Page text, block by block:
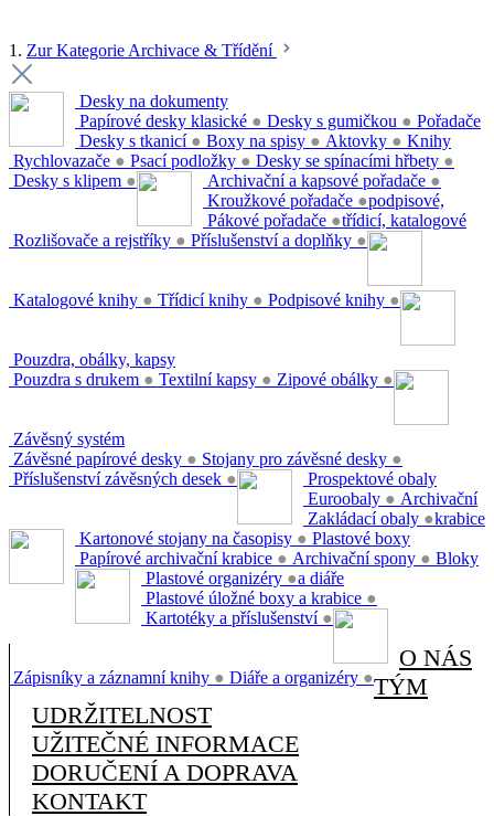
1. Zur Kategorie Archivace & Třídění
Desky na dokumenty
Papírové desky klasické ● Desky s gumičkou ●
Desky s tkanicí ● Boxy na spisy ● Aktovky ●
Rychlovazače ● Psací podložky ● Desky se spínacími hřbety ●
Desky s klipem ●
Pořadače
Archivační a kapsové pořadače ●
Kroužkové pořadače ●
Pákové pořadače ●
Rozlišovače a rejstříky ● Příslušenství a doplňky ●
Knihy
podpisové,
třídicí, katalogové
Katalogové knihy ● Třídicí knihy ● Podpisové knihy ●
Pouzdra, obálky, kapsy
Pouzdra s drukem ● Textilní kapsy ● Zipové obálky ●
Závěsný systém
Závěsné papírové desky ● Stojany pro závěsné desky ●
Příslušenství závěsných desek ●
Prospektové obaly
Euroobaly ●
Zakládací obaly ●
Archivační
krabice
Kartonové stojany na časopisy ●
Papírové archivační krabice ● Archivační spony ●
Plastové boxy
Plastové organizéry ●
Plastové úložné boxy a krabice ●
Kartotéky a příslušenství ●
Bloky
a diáře
Zápisníky a záznamní knihy ● Diáře a organizéry ●
O NÁS
TÝM
UDRŽITELNOST
UŽITEČNÉ INFORMACE
DORUČENÍ A DOPRAVA
KONTAKT